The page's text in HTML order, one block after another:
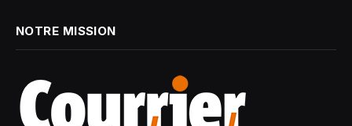
NOTRE MISSION